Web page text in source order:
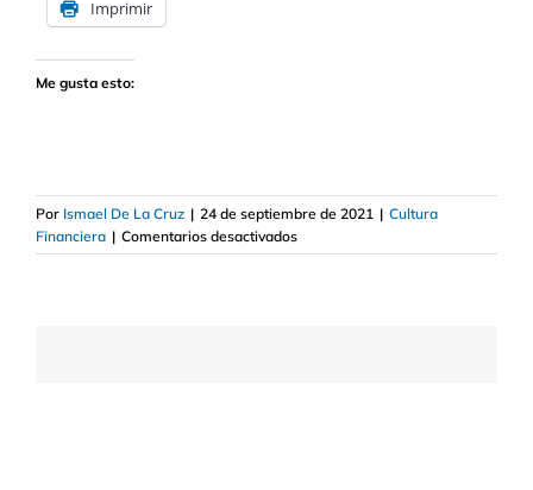
Imprimir
Me gusta esto:
Por Ismael De La Cruz | 24 de septiembre de 2021 | Cultura
Financiera | Comentarios desactivadosen
Qué